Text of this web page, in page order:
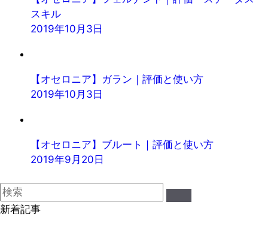
スキル
2019年10月3日
【オセロニア】ガラン｜評価と使い方
2019年10月3日
【オセロニア】ブルート｜評価と使い方
2019年9月20日
新着記事